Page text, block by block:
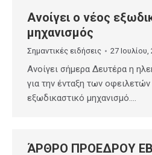
Ανοίγει ο νέος
μηχανισμός
Σημαντικές ειδήσεις 27 Ιουλίου,
Ανοίγει σήμερα Δευτέρα η
για την ένταξη των
εξωδικαστικό μηχανισμό.…
ΆΡΘΡΟ ΠΡΟΕΔΡΟΥ